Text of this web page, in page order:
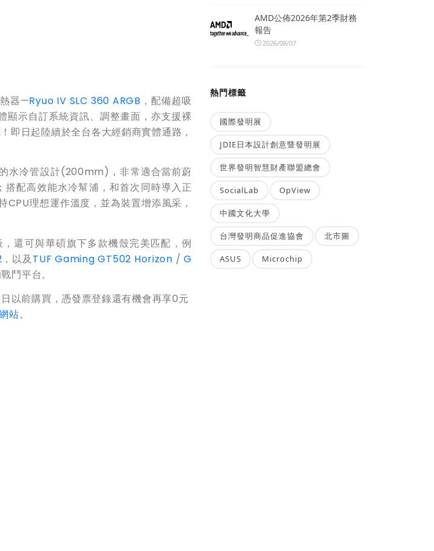
器—Ryuo IV SLC 360 ARGB ，配備超吸
示自訂系統資訊、調整畫面，亦支援裸
即日起陸續於全台各大經銷商實體通路，
水冷管設計(200mm)，非常適合當前蔚
配高效能水冷幫浦，和首次同時導入正
理想運作溫度，並為裝置增添風采，
還可與華碩旗下多款機殼完美匹配，例
，以及 TUF Gaming GT502 Horizon /G
鬥平台。
日以前購買，憑發票登錄還有機會再享0元
站。
AMD公佈2026年第2季財務
報告
2026/08/07
熱門標籤
國際發明展
JDIE日本設計創意暨發明展
世界發明智慧財產聯盟總會
SocialLab OpView
中國文化大學
台灣發明商品促進協會 北市圖
ASUS Microchip